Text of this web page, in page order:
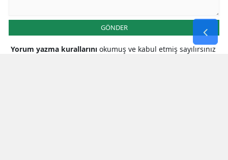
GÖNDER
Yorum yazma kurallarını okumuş ve kabul etmiş sayılırsınız